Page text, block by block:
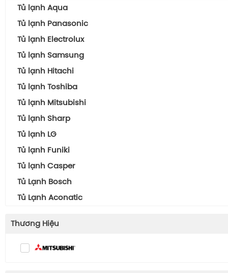
Tủ lạnh Aqua
Tủ Lạnh Ngăn Đông Trên AQR-T225FA(LB)
Tủ lạnh Panasonic
Tủ lạnh Electrolux
Tủ lạnh Samsung
Tủ lạnh Hitachi
Tủ lạnh Toshiba
Tủ lạnh Mitsubishi
Tủ lạnh Sharp
Tủ lạnh LG
Tủ lạnh Funiki
Tủ lạnh Casper
Tủ Lạnh Bosch
Tủ Lạnh Aconatic
Thương Hiệu